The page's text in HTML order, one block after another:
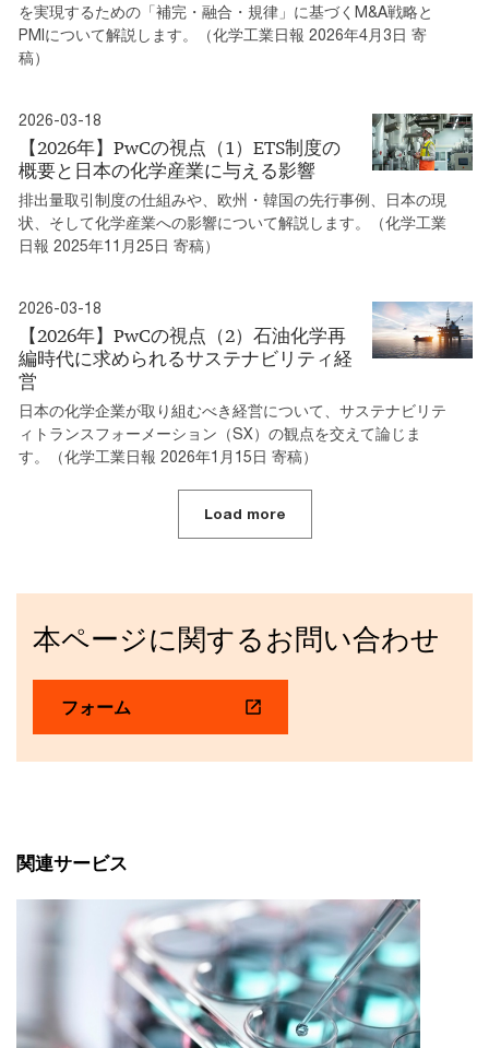
を実現するための「補完・融合・規律」に基づくM&A戦略と
PMIについて解説します。（化学工業日報 2026年4月3日 寄
稿）
2026-03-18
【2026年】PwCの視点（1）ETS制度の
概要と日本の化学産業に与える影響
排出量取引制度の仕組みや、欧州・韓国の先行事例、日本の現
状、そして化学産業への影響について解説します。（化学工業
日報 2025年11月25日 寄稿）
2026-03-18
【2026年】PwCの視点（2）石油化学再
編時代に求められるサステナビリティ経
営
日本の化学企業が取り組むべき経営について、サステナビリテ
ィトランスフォーメーション（SX）の観点を交えて論じま
す。（化学工業日報 2026年1月15日 寄稿）
Load more
本ページに関するお問い合わせ
フォーム
関連サービス